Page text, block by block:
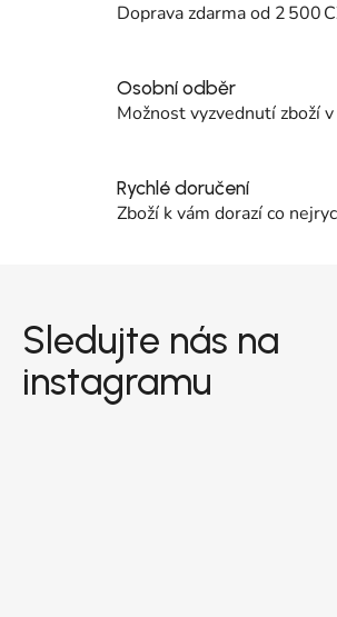
Doprava zdarma od 2 500
Osobní odběr
Možnost vyzvednutí zboží
Rychlé doručení
Zboží k vám dorazí co
Sledujte nás na
instagramu